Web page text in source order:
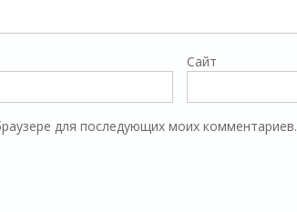
Сайт
для последующих моих комментариев.